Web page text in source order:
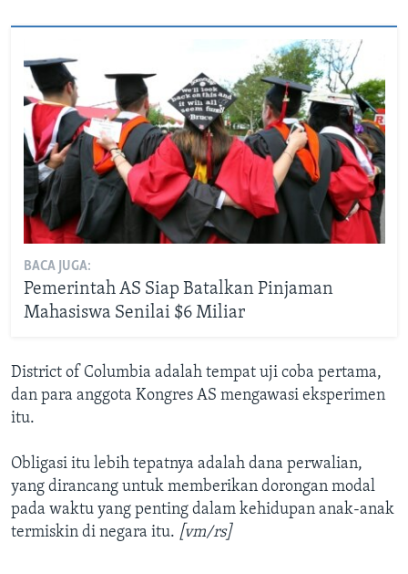
BACA JUGA:
Pemerintah AS Siap Batalkan Pinjaman
Mahasiswa Senilai $6 Miliar
District of Columbia adalah tempat uji coba pertama,
dan para anggota Kongres AS mengawasi eksperimen
itu.
Obligasi itu lebih tepatnya adalah dana perwalian,
yang dirancang untuk memberikan dorongan modal
pada waktu yang penting dalam kehidupan anak-anak
termiskin di negara itu. [vm/rs]